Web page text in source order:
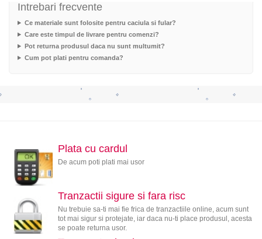
Intrebari frecvente
Ce materiale sunt folosite pentru caciula si fular?
Care este timpul de livrare pentru comenzi?
Pot returna produsul daca nu sunt multumit?
Cum pot plati pentru comanda?
Plata cu cardul
De acum poti plati mai usor
Tranzactii sigure si fara risc
Nu trebuie sa-ti mai fie frica de tranzactiile online, acum sunt
tot mai sigur si protejate, iar daca nu-ti place produsul, acesta
se poate returna usor.